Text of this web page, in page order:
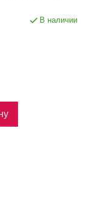
В наличии